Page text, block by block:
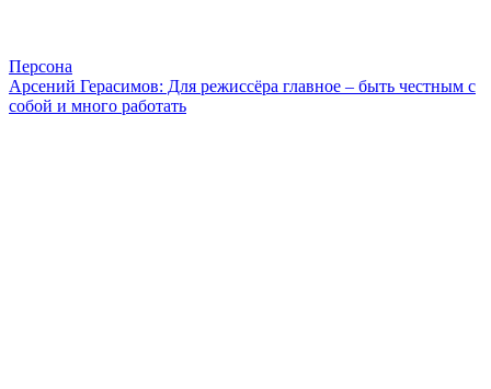
Персона
Арсений Герасимов: Для режиссёра главное – быть честным с
собой и много работать